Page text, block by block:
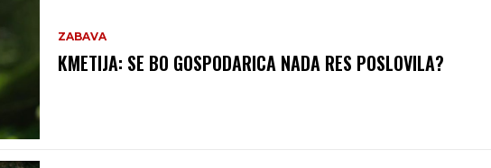
ZABAVA
KMETIJA: SE BO GOSPODARICA NADA RES POSLOVILA?